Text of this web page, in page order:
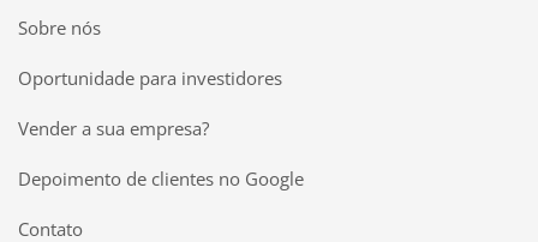
Sobre nós
Oportunidade para investidores
Vender a sua empresa?
Depoimento de clientes no Google
Contato